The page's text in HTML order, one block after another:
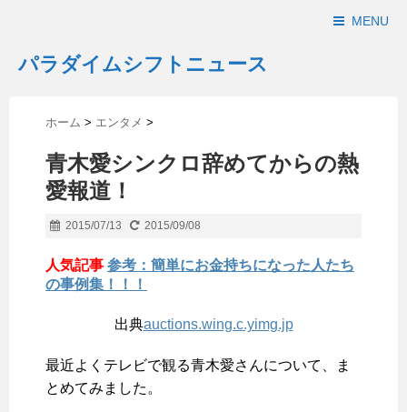
MENU
パラダイムシフトニュース
ホーム > エンタメ >
青木愛シンクロ辞めてからの熱
愛報道！
2015/07/13 2015/09/08
人気記事 参考：簡単にお金持ちになった人たち
の事例集！！！
出典auctions.wing.c.yimg.jp
最近よくテレビで観る青木愛さんについて、ま
とめてみました。